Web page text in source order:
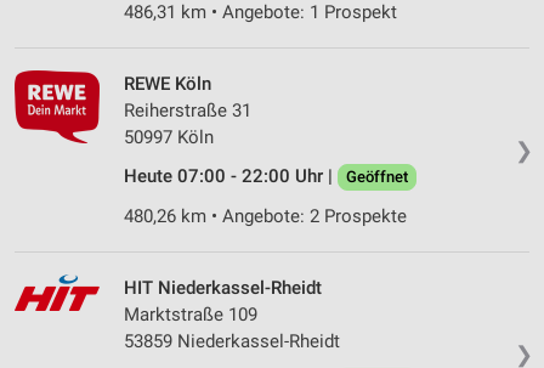
486,31 km • Angebote: 1 Prospekt
❯
REWE Köln
Reiherstraße 31
50997 Köln
Heute 07:00 - 22:00 Uhr |
Geöffnet
480,26 km • Angebote: 2 Prospekte
❯
HIT Niederkassel-Rheidt
Marktstraße 109
53859 Niederkassel-Rheidt